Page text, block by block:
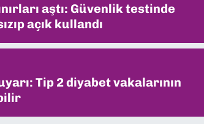
aştı: Güvenlik testinde
açık kullandı
Tip 2 diyabet vakalarının